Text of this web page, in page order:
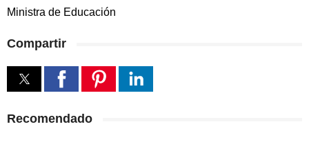
Ministra de Educación
Compartir
Recomendado